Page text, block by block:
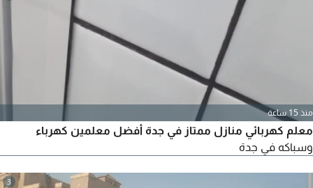
منذ 15 ساعة
معلم كهربائي منازل ممتاز في جدة أفضل معلمين كهرباء
وسباكه في جدة
3